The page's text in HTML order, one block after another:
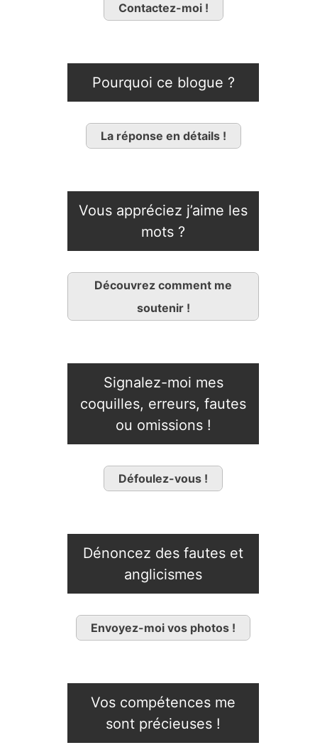
Contactez-moi !
Pourquoi ce blogue ?
La réponse en détails !
Vous appréciez j’aime les
mots ?
Découvrez comment me
soutenir !
Signalez-moi mes
coquilles, erreurs, fautes
ou omissions !
Défoulez-vous !
Dénoncez des fautes et
anglicismes
Envoyez-moi vos photos !
Vos compétences me
sont précieuses !